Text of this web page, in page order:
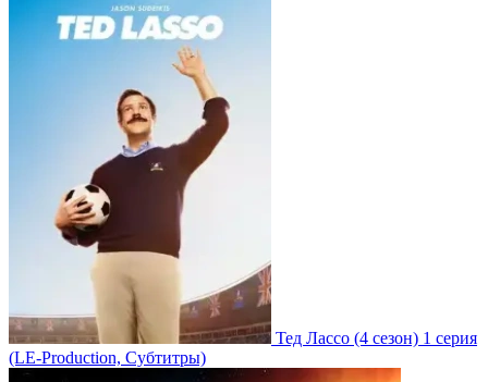
Тед Лассо (4 сезон) 1 серия
(LE-Production, Субтитры)